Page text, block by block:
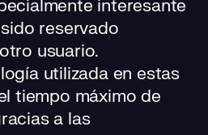
interesante
reservado
usuario.
utilizada en estas
tiempo máximo de
a las